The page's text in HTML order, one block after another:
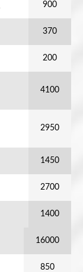
900
370
200
4100
2950
1450
2700
1400
16000
850